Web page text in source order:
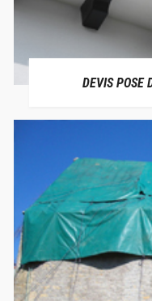
DEVIS POSE